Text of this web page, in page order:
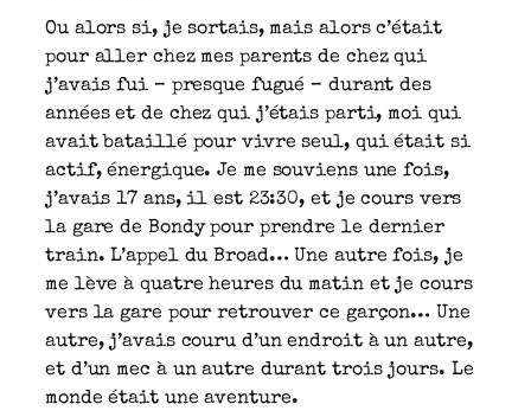
Ou alors si, je sortais, mais alors c’était
pour aller chez mes parents de chez qui
j’avais fui – presque fugué – durant des
années et de chez qui j’étais parti, moi qui
avait bataillé pour vivre seul, qui était si
actif, énergique. Je me souviens une fois,
j’avais 17 ans, il est 23:30, et je cours vers
la gare de Bondy pour prendre le dernier
train. L’appel du Broad… Une autre fois, je
me lève à quatre heures du matin et je cours
vers la gare pour retrouver ce garçon… Une
autre, j’avais couru d’un endroit à un autre,
et d’un mec à un autre durant trois jours. Le
monde était une aventure.